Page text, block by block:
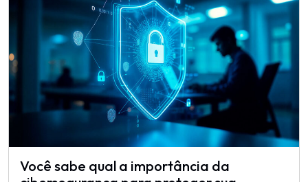
Você sabe qual a importância da